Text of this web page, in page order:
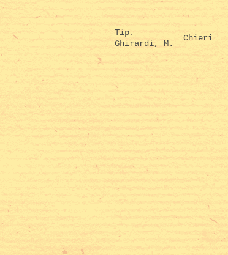
Tip.
Ghirardi, M.
Chieri